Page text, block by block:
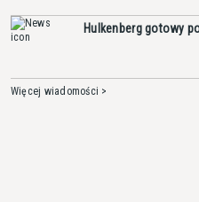
Hulkenberg gotowy
Więcej wiadomości >